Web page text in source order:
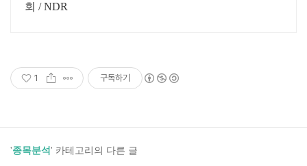
회 / NDR
1 구독하기
'종목분석 ' 카테고리의 다른 글